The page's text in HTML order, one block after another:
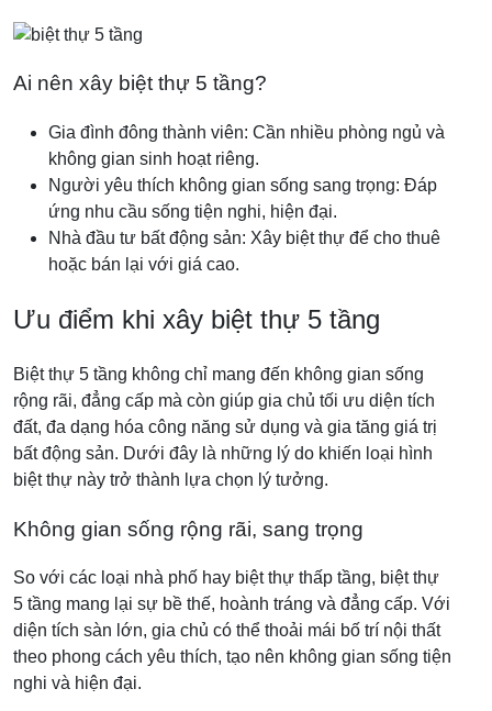
Ai nên xây biệt thự 5 tầng?
Gia đình đông thành viên: Cần nhiều phòng ngủ và
không gian sinh hoạt riêng.
Người yêu thích không gian sống sang trọng: Đáp
ứng nhu cầu sống tiện nghi, hiện đại.
Nhà đầu tư bất động sản: Xây biệt thự để cho thuê
hoặc bán lại với giá cao.
Ưu điểm khi xây biệt thự 5 tầng
Biệt thự 5 tầng không chỉ mang đến không gian sống
rộng rãi, đẳng cấp mà còn giúp gia chủ tối ưu diện tích
đất, đa dạng hóa công năng sử dụng và gia tăng giá trị
bất động sản. Dưới đây là những lý do khiến loại hình
biệt thự này trở thành lựa chọn lý tưởng.
Không gian sống rộng rãi, sang trọng
So với các loại nhà phố hay biệt thự thấp tầng, biệt thự
5 tầng mang lại sự bề thế, hoành tráng và đẳng cấp. Với
diện tích sàn lớn, gia chủ có thể thoải mái bố trí nội thất
theo phong cách yêu thích, tạo nên không gian sống tiện
nghi và hiện đại.